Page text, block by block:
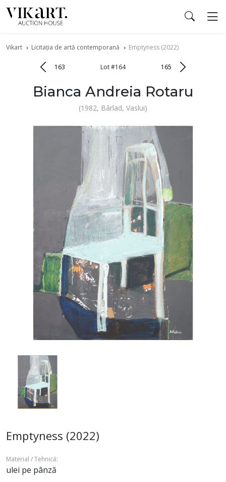
Vikart Licitația de artă contemporană Emptyness (2022)
163 Lot #164 165
Bianca Andreia Rotaru
(1982, Bârlad, Vaslui)
Emptyness (2022)
Material / Tehnică:
ulei pe pânză